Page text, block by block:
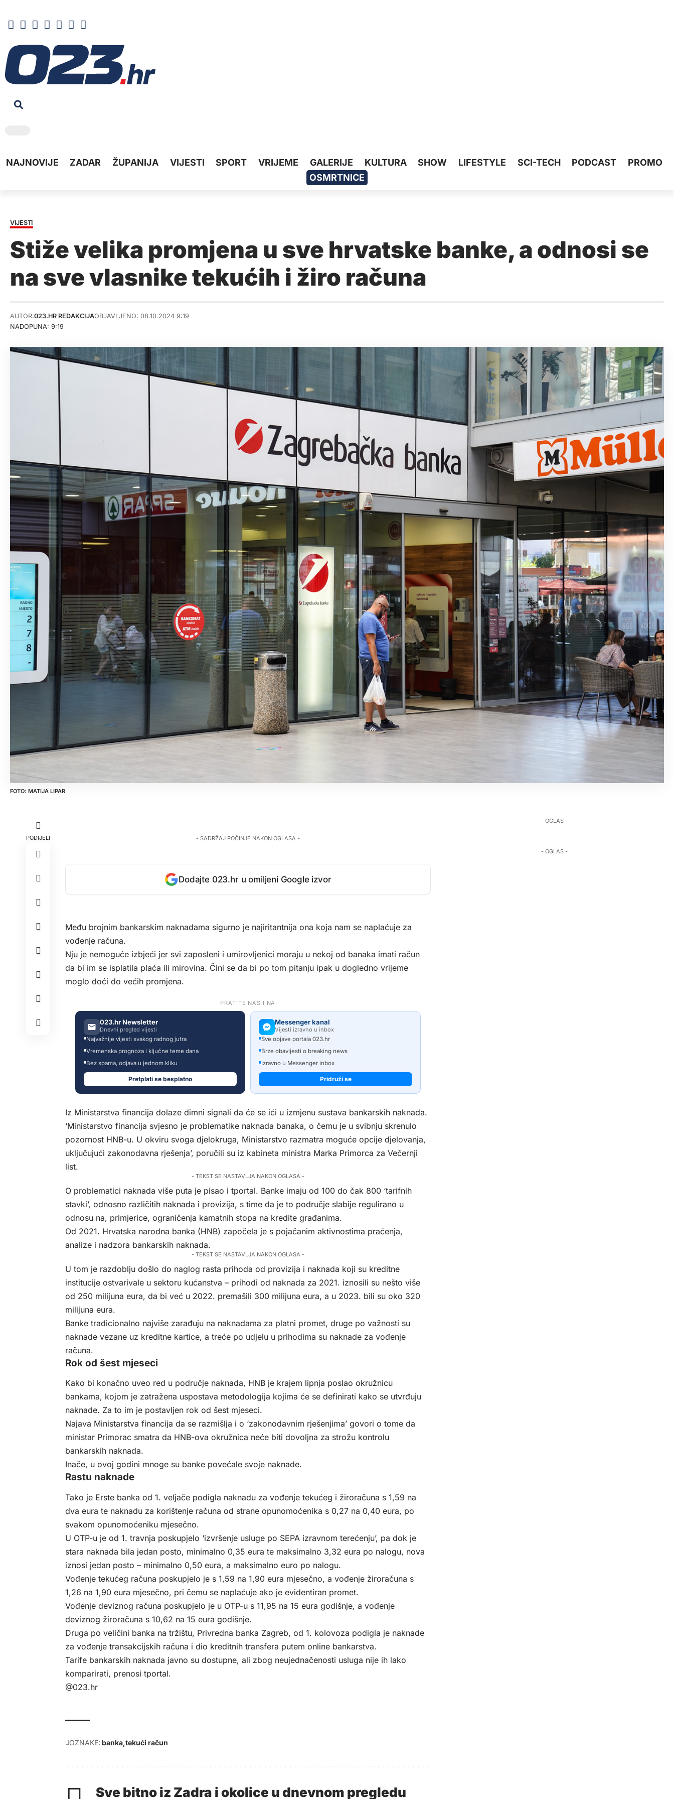
NAJNOVIJE ZADAR ŽUPANIJA VIJESTI SPORT VRIJEME GALERIJE KULTURA SHOW LIFESTYLE SCI-TECH PODCAST
PROMO
OSMRTNICE
VIJESTI
Stiže velika promjena u sve hrvatske banke, a odnosi se
na sve vlasnike tekućih i žiro računa
NADOPUNA: 9:19
AUTOR:023.HR REDAKCIJAOBJAVLJENO: 08.10.2024 9:19
MATIJA LIPAR
PODIJELI - SADRŽAJ POČINJE NAKON OGLASA -
Dodajte 023.hr u omiljeni Google izvor
Među brojnim bankarskim naknadama sigurno je najiritantnija ona koja nam se naplaćuje za
vođenje računa.
Nju je nemoguće izbjeći jer svi zaposleni i umirovljenici moraju u nekoj od banaka imati račun
da bi im se isplatila plaća ili mirovina. Čini se da bi po tom pitanju ipak u dogledno vrijeme
moglo doći do većih promjena.
PRATITE NAS I NA
023.hr Newsletter
Dnevni pregled vijesti
Najvažnije vijesti svakog radnog jutra
Vremenska prognoza i ključne teme dana
Bez spama, odjava u jednom kliku
Pretplati se besplatno
Messenger kanal
Vijesti izravno u inbox
Sve objave portala 023.hr
Brze obavijesti o breaking news
Izravno u Messenger inbox
Pridruži se
Iz Ministarstva financija dolaze dimni signali da će se ići u izmjenu sustava bankarskih naknada.
‘Ministarstvo financija svjesno je problematike naknada banaka, o čemu je u svibnju skrenulo
pozornost HNB-u. U okviru svoga djelokruga, Ministarstvo razmatra moguće opcije djelovanja,
uključujući zakonodavna rješenja’, poručili su iz kabineta ministra Marka Primorca za Večernji
list.
- TEKST SE NASTAVLJA NAKON OGLASA -
O problematici naknada više puta je pisao i tportal. Banke imaju od 100 do čak 800 ‘tarifnih
stavki’, odnosno različitih naknada i provizija, s time da je to područje slabije regulirano u
odnosu na, primjerice, ograničenja kamatnih stopa na kredite građanima.
Od 2021. Hrvatska narodna banka (HNB) započela je s pojačanim aktivnostima praćenja,
analize i nadzora bankarskih naknada.
- TEKST SE NASTAVLJA NAKON OGLASA -
U tom je razdoblju došlo do naglog rasta prihoda od provizija i naknada koji su kreditne
institucije ostvarivale u sektoru kućanstva – prihodi od naknada za 2021. iznosili su nešto više
od 250 milijuna eura, da bi već u 2022. premašili 300 milijuna eura, a u 2023. bili su oko 320
milijuna eura.
Banke tradicionalno najviše zarađuju na naknadama za platni promet, druge po važnosti su
naknade vezane uz kreditne kartice, a treće po udjelu u prihodima su naknade za vođenje
računa.
Rok od šest mjeseci
Kako bi konačno uveo red u područje naknada, HNB je krajem lipnja poslao okružnicu
bankama, kojom je zatražena uspostava metodologija kojima će se definirati kako se utvrđuju
naknade. Za to im je postavljen rok od šest mjeseci.
Najava Ministarstva financija da se razmišlja i o ‘zakonodavnim rješenjima’ govori o tome da
ministar Primorac smatra da HNB-ova okružnica neće biti dovoljna za strožu kontrolu
bankarskih naknada.
Inače, u ovoj godini mnoge su banke povećale svoje naknade.
Rastu naknade
Tako je Erste banka od 1. veljače podigla naknadu za vođenje tekućeg i žiroračuna s 1,59 na
dva eura te naknadu za korištenje računa od strane opunomoćenika s 0,27 na 0,40 eura, po
svakom opunomoćeniku mjesečno.
U OTP-u je od 1. travnja poskupjelo ‘izvršenje usluge po SEPA izravnom terećenju’, pa dok je
stara naknada bila jedan posto, minimalno 0,35 eura te maksimalno 3,32 eura po nalogu, nova
iznosi jedan posto – minimalno 0,50 eura, a maksimalno euro po nalogu.
Vođenje tekućeg računa poskupjelo je s 1,59 na 1,90 eura mjesečno, a vođenje žiroračuna s
1,26 na 1,90 eura mjesečno, pri čemu se naplaćuje ako je evidentiran promet.
Vođenje deviznog računa poskupjelo je u OTP-u s 11,95 na 15 eura godišnje, a vođenje
deviznog žiroračuna s 10,62 na 15 eura godišnje.
Druga po veličini banka na tržištu, Privredna banka Zagreb, od 1. kolovoza podigla je naknade
za vođenje transakcijskih računa i dio kreditnih transfera putem online bankarstva.
Tarife bankarskih naknada javno su dostupne, ali zbog neujednačenosti usluga nije ih lako
komparirati, prenosi tportal.
@023.hr
OZNAKE: banka tekući račun
Sve bitno iz Zadra i okolice u dnevnom pregledu
- OGLAS -
- OGLAS -